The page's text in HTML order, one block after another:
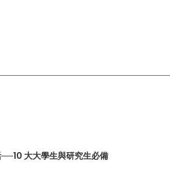
大大學生與研究生必備